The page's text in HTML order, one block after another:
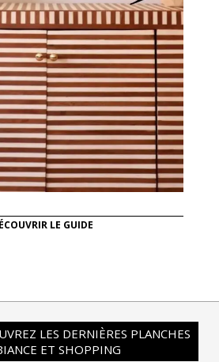
LE GUIDE
LES DERNIÈRES PLANCHES
ET SHOPPING